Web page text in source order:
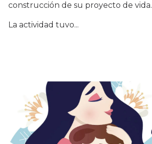
construcción de su proyecto de vida.
La actividad tuvo...